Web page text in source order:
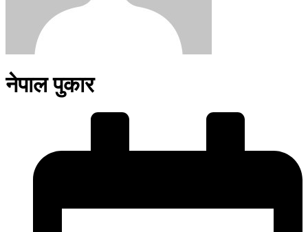
नेपाल पुकार